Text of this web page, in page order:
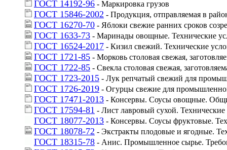
ГОСТ 14192-96 - Маркировка грузов
ГОСТ 15846-2002 - Продукция, отправляемая в
ГОСТ 16270-70 - Яблоки свежие ранних сроков
ГОСТ 1633-73 - Маринады овощные. Технические
ГОСТ 16524-2017 - Кизил свежий. Технические
ГОСТ 1721-85 - Морковь столовая свежая,
ГОСТ 1722-85 - Свекла столовая свежая,
ГОСТ 1723-2015 - Лук репчатый свежий для
ГОСТ 1726-2019 - Огурцы свежие для
ГОСТ 17471-2013 - Консервы. Соусы овощные.
ГОСТ 17594-81 - Лист лавровый сухой. Технические
ГОСТ 18077-2013 - Консервы. Соусы фруктовые.
ГОСТ 18078-72 - Экстракты плодовые и ягодные.
ГОСТ 18315-78 - Анис. Промышленное сырье.